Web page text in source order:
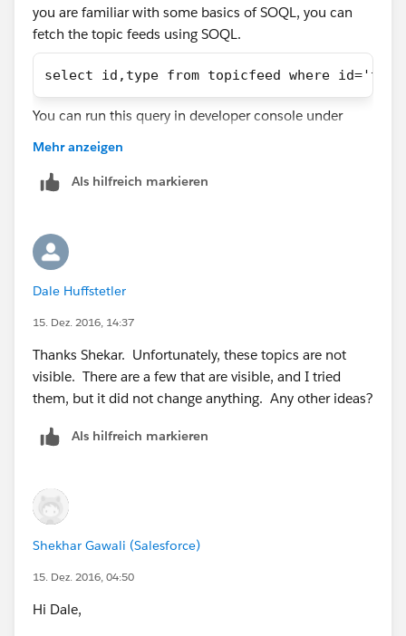
you are familiar with some basics of SOQL, you can
fetch the topic feeds using SOQL.
select id,type from topicfeed where
You can run this query in developer console under
query editor tab. Then select the rows with
trackedChanges type and hit delete rows.
Mehr anzeigen
Als hilfreich markieren
Dale Huffstetler
15. Dez. 2016, 14:37
Thanks Shekar. Unfortunately, these topics are not
visible. There are a few that are visible, and I tried
them, but it did not change anything. Any other ideas?
Als hilfreich markieren
Shekhar Gawali (Salesforce)
15. Dez. 2016, 04:50
Hi Dale,